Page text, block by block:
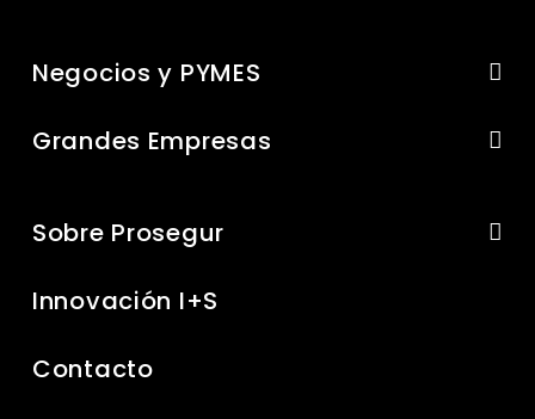
Negocios y PYMES
Grandes Empresas
Sobre Prosegur
Innovación I+S
Contacto